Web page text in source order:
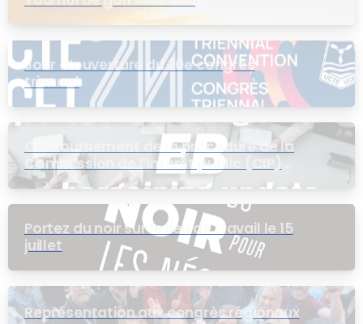
Jour d’ouverture du 20e congrès
triennal
Contournement de la procédure de la
Commission de l’intérêt public (CIP)
pour le groupe EB
Portez du noir sur le lieu de travail le 15
juillet
Représentation aux congrès régionaux